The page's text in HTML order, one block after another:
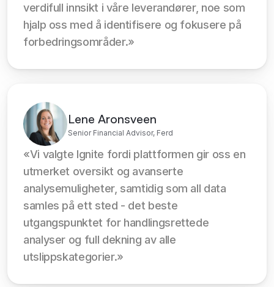
verdifull innsikt i våre leverandører, noe som
hjalp oss med å identifisere og fokusere på
forbedringsområder.»
Lene Aronsveen
Senior Financial Advisor, Ferd
«Vi valgte Ignite fordi plattformen gir oss en
utmerket oversikt og avanserte
analysemuligheter, samtidig som all data
samles på ett sted - det beste
utgangspunktet for handlingsrettede
analyser og full dekning av alle
utslippskategorier.»